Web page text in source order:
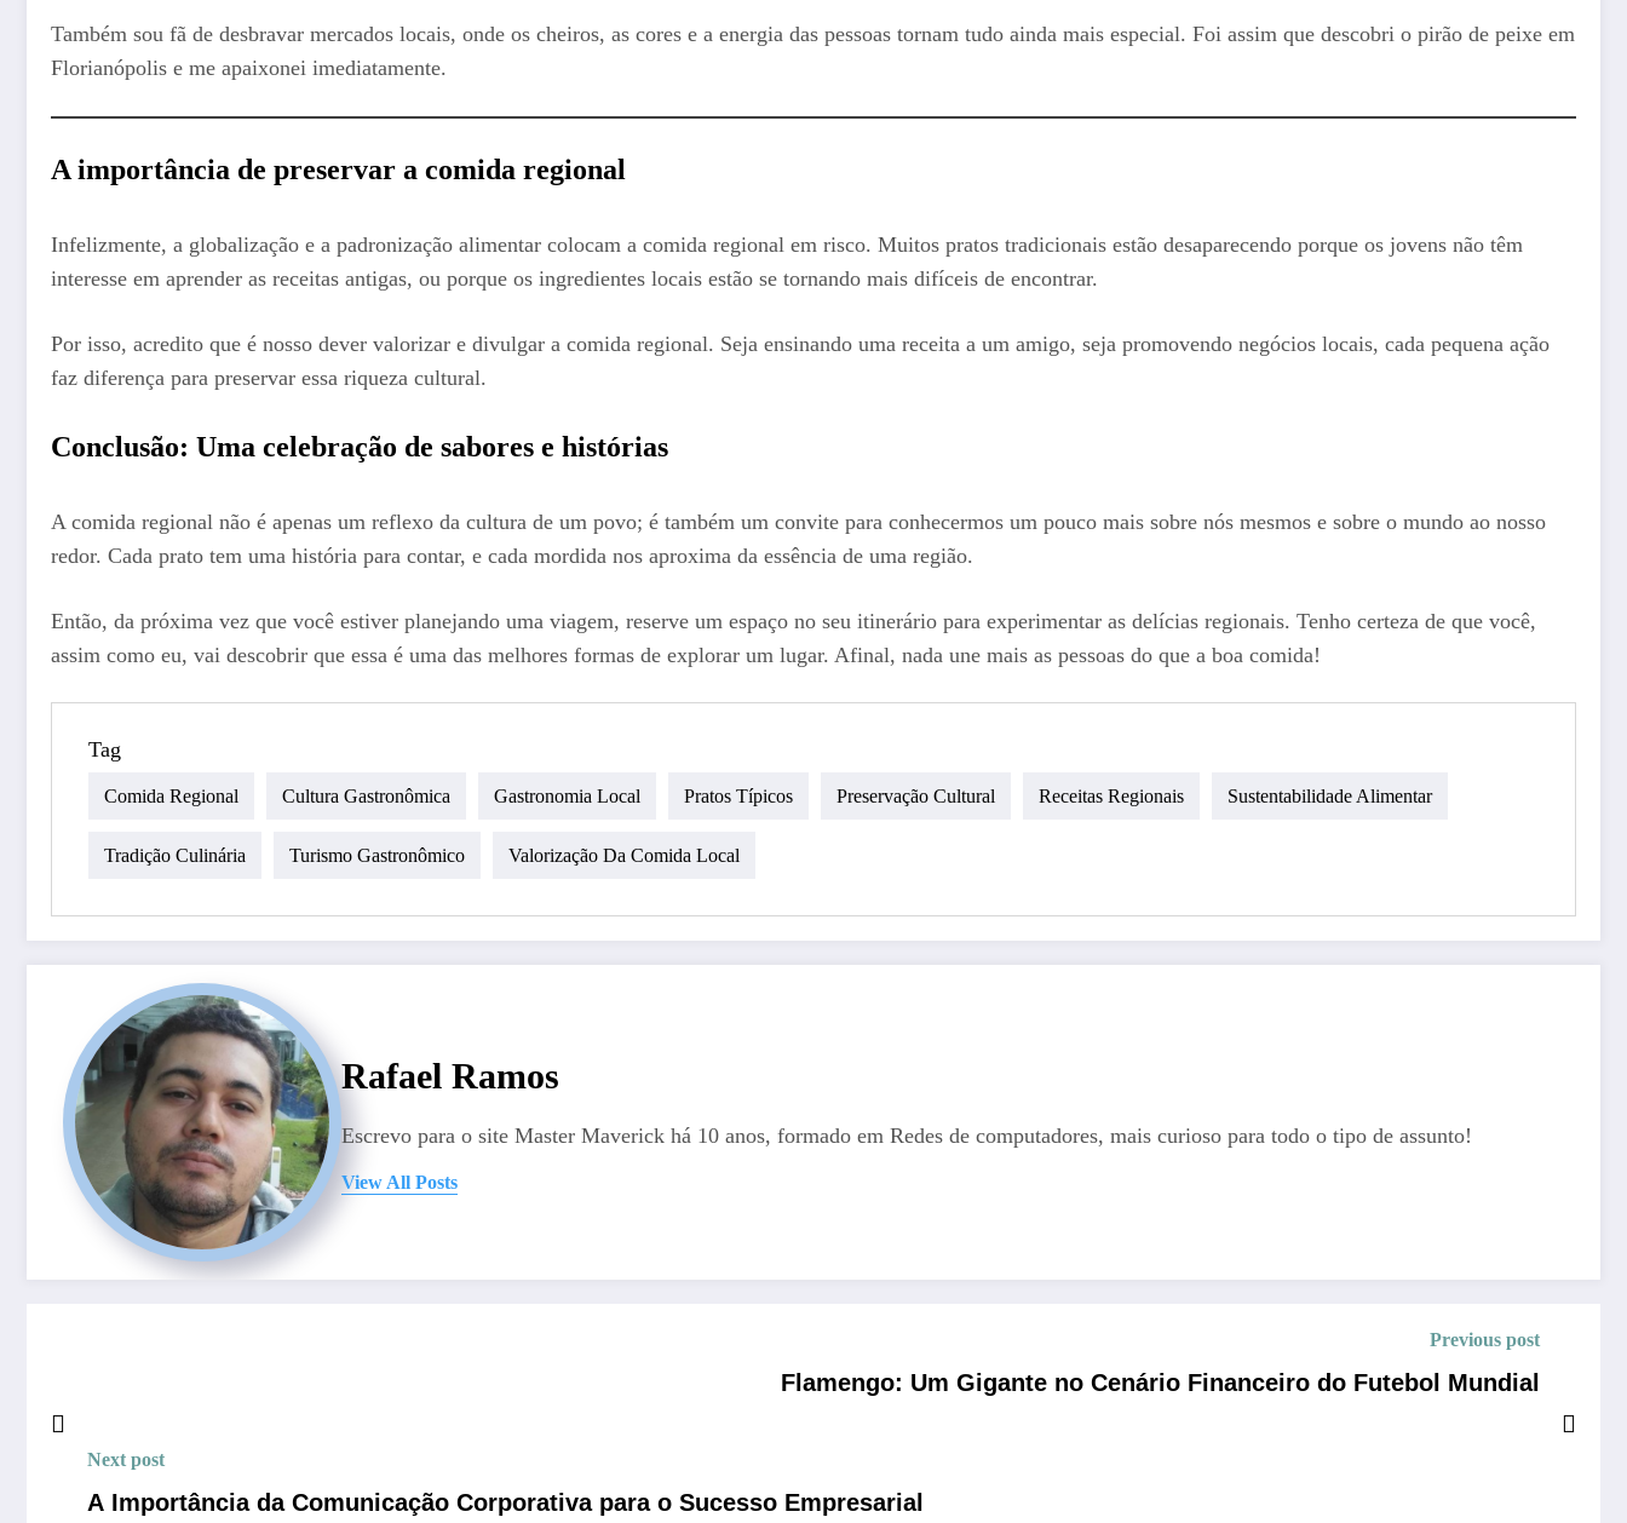
Também sou fã de desbravar mercados locais, onde os cheiros, as cores e a energia das pessoas tornam tudo ainda mais especial. Foi assim que descobri o pirão de peixe em
Florianópolis e me apaixonei imediatamente.
A importância de preservar a comida regional
Infelizmente, a globalização e a padronização alimentar colocam a comida regional em risco. Muitos pratos tradicionais estão desaparecendo porque os jovens não têm
interesse em aprender as receitas antigas, ou porque os ingredientes locais estão se tornando mais difíceis de encontrar.
Por isso, acredito que é nosso dever valorizar e divulgar a comida regional. Seja ensinando uma receita a um amigo, seja promovendo negócios locais, cada pequena ação
faz diferença para preservar essa riqueza cultural.
Conclusão: Uma celebração de sabores e histórias
A comida regional não é apenas um reflexo da cultura de um povo; é também um convite para conhecermos um pouco mais sobre nós mesmos e sobre o mundo ao nosso
redor. Cada prato tem uma história para contar, e cada mordida nos aproxima da essência de uma região.
Então, da próxima vez que você estiver planejando uma viagem, reserve um espaço no seu itinerário para experimentar as delícias regionais. Tenho certeza de que você,
assim como eu, vai descobrir que essa é uma das melhores formas de explorar um lugar. Afinal, nada une mais as pessoas do que a boa comida!
Tag
Comida Regional Cultura Gastronômica Gastronomia Local Pratos Típicos Preservação Cultural Receitas Regionais Sustentabilidade Alimentar
Tradição Culinária Turismo Gastronômico Valorização Da Comida Local
Rafael Ramos
Escrevo para o site Master Maverick há 10 anos, formado em Redes de computadores, mais curioso para todo o tipo de assunto!
View All Posts
Previous post
Flamengo: Um Gigante no Cenário Financeiro do Futebol Mundial
Next post
A Importância da Comunicação Corporativa para o Sucesso Empresarial